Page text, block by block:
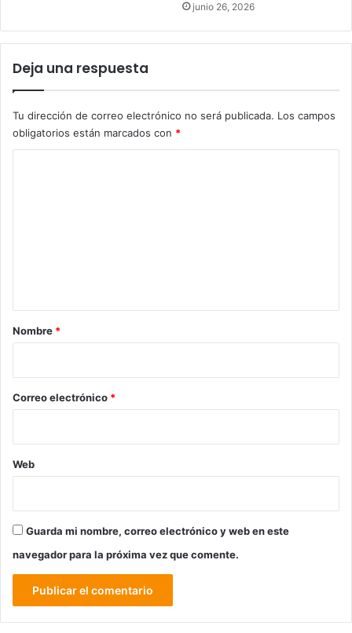
junio 26, 2026
Deja una respuesta
Tu dirección de correo electrónico no será publicada. Los campos
obligatorios están marcados con *
r
*
Nombre *
Correo electrónico *
Web
Guarda mi nombre, correo electrónico y web en este
navegador para la próxima vez que comente.